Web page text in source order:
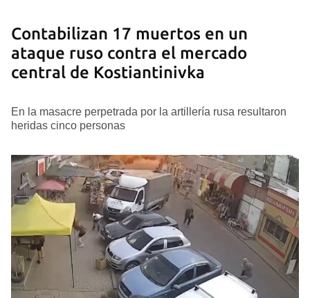
Contabilizan 17 muertos en un
ataque ruso contra el mercado
central de Kostiantinivka
En la masacre perpetrada por la artillería rusa resultaron
heridas cinco personas